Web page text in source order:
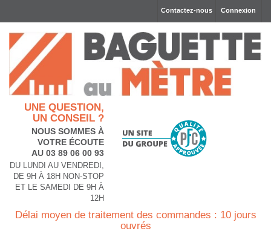
Connexion
Contactez-nous
UNE QUESTION,
UN CONSEIL ?
NOUS SOMMES À
VOTRE ÉCOUTE
AU 03 89 06 00 93
DU LUNDI AU VENDREDI,
DE 9H À 18H NON-STOP
ET LE SAMEDI DE 9H À
12H
Délai moyen de traitement des commandes : 10 jours
ouvrés